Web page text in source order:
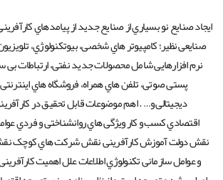
ایجاد صنایع نو بسیاري از صنایع جدید از پیامدهاي
صنایعی نظیر؛ کامپیوتر هاي شخصی، بیوتکنولوژي،
نرم افزارهایی شامل محصولات جدید نفتی، ارتباطات
پستی صوتی، تلفن هاي همراه، فروشگاه هاي
دیجیتالی و… . اهم موضوعات قابل تحقیق در
اقتصادي کسب و کار ویژگی هاي روانشناختی و فردي
نقش دولت آموزش کارآفرینی نقش شرکت هاي کوچک
و عوامل سازمانی تکنولوژي اطلاعات علل اهمیت